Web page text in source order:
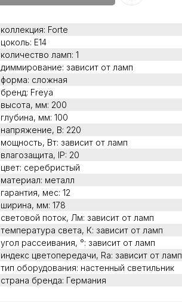
коллекция: Forte
цоколь: Е14
количество ламп: 1
диммирование: зависит от ламп
форма: сложная
бренд: Freya
высота, мм: 200
глубина, мм: 100
напряжение, В: 220
мощность, Вт: зависит от ламп
влагозащита, IP: 20
цвет: серебристый
материал: металл
гарантия, мес: 12
ширина, мм: 178
световой поток, Лм: зависит от ламп
температура света, К: зависит от ламп
угол рассеивания, °: зависит от ламп
индекс цветопередачи, Ra: зависит от ламп
тип оборудования: настенный светильник
страна бренда: Германия